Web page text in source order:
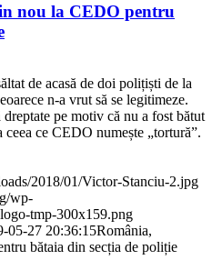
nou la CEDO pentru
de acasă de doi polițiști de la
n-a vrut să se legitimeze.
pe motiv că nu a fost bătut
ceea ce CEDO numește „tortură”.
2018/01/Victor-Stanciu-2.jpg
wp-
tmp-300x159.png
05-27 20:36:15România,
bătaia din secția de poliție